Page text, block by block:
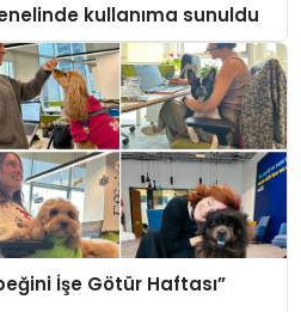
kullanıma sunuldu
İşe Götür Haftası”